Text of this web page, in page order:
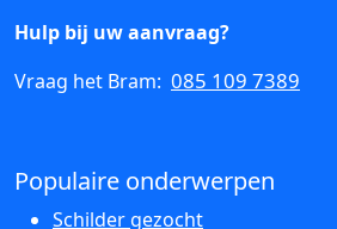
Hulp bij uw aanvraag?
Vraag het Bram: 085 109 7389
Populaire onderwerpen
Schilder gezocht